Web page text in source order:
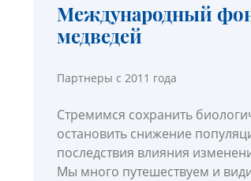
Международный
медведей
Партнеры с 2011 года
Стремимся сохранить
остановить снижение
последствия влияния
Мы много путешествуем и